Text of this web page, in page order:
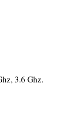
3.6 Ghz.